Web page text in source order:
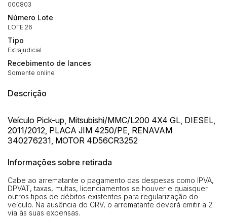
000803
Número Lote
LOTE 26
Tipo
Extrajudicial
Recebimento de lances
Somente online
Descrição
Veículo Pick-up, Mitsubishi/MMC/L200 4X4 GL, DIESEL,
2011/2012, PLACA JIM 4250/PE, RENAVAM
340276231, MOTOR 4D56CR3252
Informações sobre retirada
Cabe ao arrematante o pagamento das despesas como IPVA,
DPVAT, taxas, multas, licenciamentos se houver e quaisquer
outros tipos de débitos existentes para regularização do
veículo. Na ausência do CRV, o arrematante deverá emitir a 2
via às suas expensas.